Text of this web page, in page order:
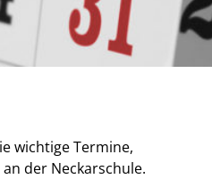
wichtige Termine,
der Neckarschule.